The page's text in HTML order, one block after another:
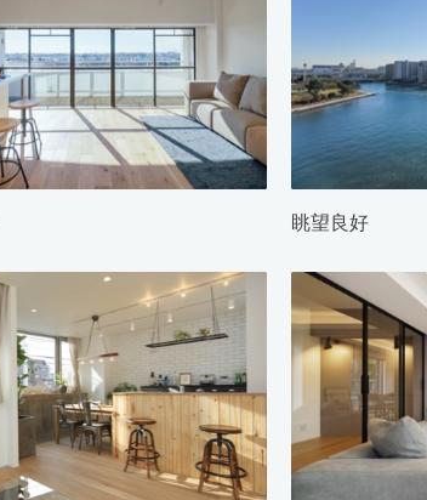
眺望良好